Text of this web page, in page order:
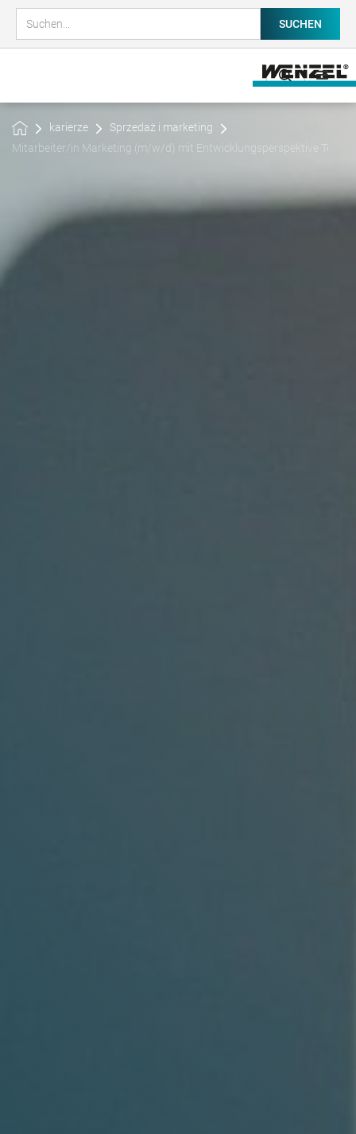
karierze
Sprzedaż i marketing
Mitarbeiter/in Marketing (m/w/d) mit Entwicklungsperspektive